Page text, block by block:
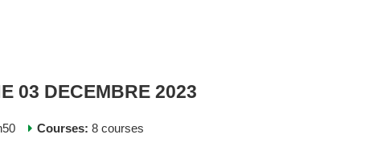
03 DECEMBRE 2023
Courses: 8 courses